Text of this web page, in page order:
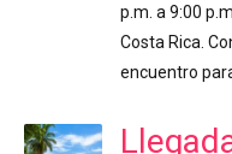
p.m. a 9:00
Costa Rica.
encuentro